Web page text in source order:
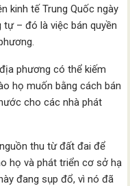
kinh tế Trung Quốc ngày
tự – đó là việc bán quyền
phương có thể kiếm
họ muốn bằng cách bán
cho các nhà phát
thu từ đất đai để
họ và phát triển cơ sở hạ
đang sụp đổ, vì nó đã